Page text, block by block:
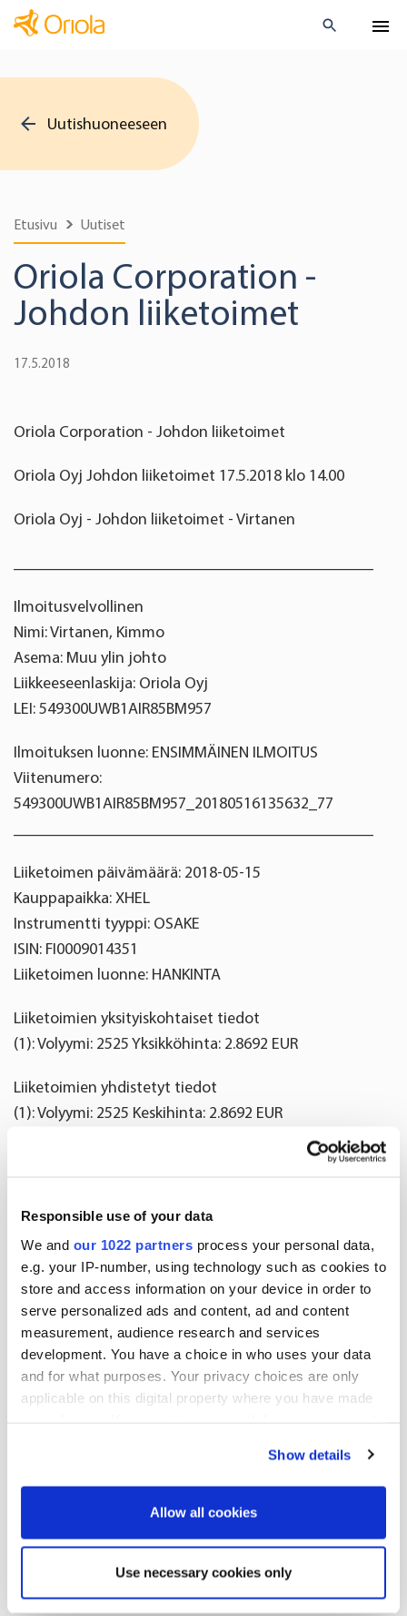
Responsible use of your data
We and our 1022 partners process your personal data,
e.g. your IP-number, using technology such as cookies to
store and access information on your device in order to
serve personalized ads and content, ad and content
measurement, audience research and services
development. You have a choice in who uses your data
and for what purposes. Your privacy choices are only
applicable on this digital property where you have made
If you allow, we would also like to:
Identify your device by actively scanning it for
Show details
Allow all cookies
Use necessary cookies only
Uutishuoneeseen
Etusivu Uutiset
Oriola Corporation -
Johdon liiketoimet
17.5.2018
Oriola Corporation - Johdon liiketoimet
Oriola Oyj Johdon liiketoimet 17.5.2018 klo 14.00
Oriola Oyj - Johdon liiketoimet - Virtanen
Ilmoitusvelvollinen
Nimi: Virtanen, Kimmo
Asema: Muu ylin johto
Liikkeeseenlaskija: Oriola Oyj
LEI: 549300UWB1AIR85BM957
Ilmoituksen luonne: ENSIMMÄINEN ILMOITUS
Viitenumero:
549300UWB1AIR85BM957_20180516135632_77
Liiketoimen päivämäärä: 2018-05-15
Kauppapaikka: XHEL
Instrumentti tyyppi: OSAKE
ISIN: FI0009014351
Liiketoimen luonne: HANKINTA
Liiketoimien yksityiskohtaiset tiedot
(1): Volyymi: 2525 Yksikköhinta: 2.8692 EUR
Liiketoimien yhdistetyt tiedot
(1): Volyymi: 2525 Keskihinta: 2.8692 EUR
talous- ja rahoitusjohtaja
Lisätietoja:
Petter Sandström
lakiasiainjohtaja
puh. 010 429 5761
sähköposti: petter.sandstrom@oriola.com
sähköposti:katja.graff@oriola.com
Lisää uutisia